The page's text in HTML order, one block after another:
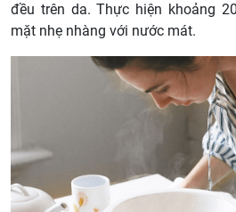
đều trên da. Thực hiện khoảng
mặt nhẹ nhàng với nước mát.